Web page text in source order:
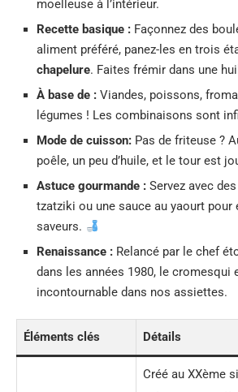
moelleuse à l’intérieur.
Recette basique : Façonnez des
aliment préféré, panez-les en trois
chapelure. Faites frémir dans une
À base de : Viandes, poissons,
légumes ! Les combinaisons sont
Mode de cuisson: Pas de friteuse ?
poêle, un peu d’huile, et le tour est
Astuce gourmande : Servez avec des
tzatziki ou une sauce au yaourt pour
saveurs.
Renaissance : Relancé par le chef
dans les années 1980, le cromesqui
incontournable dans nos assiettes.
Éléments clés Détails
Créé au XXème